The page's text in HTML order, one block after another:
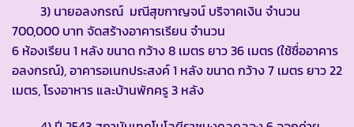
3) นายอลงกรณ์ มณีสุขกาญจน์ บริจาคเงิน จำนวน
700,000 บาท จัดสร้างอาคารเรียน จำนวน
6 ห้องเรียน 1 หลัง ขนาด กว้าง 8 เมตร ยาว 36 เมตร (ใช้ชื่ออาคาร
อลงกรณ์), อาคารอเนกประสงค์ 1 หลัง ขนาด กว้าง 7 เมตร ยาว 22
เมตร, โรงอาหาร และบ้านพักครู 3 หลัง